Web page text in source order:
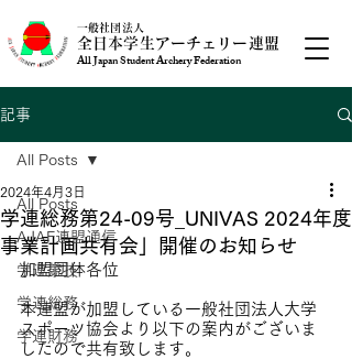
一般社団法人
全日本学生アーチェリー連盟
All Japan Student Archery Federation
記事
All Posts
AJAF連盟通信
学連競技
学連総務
学連財務
All Posts
学連総務第24-09号_UNIVAS 2024年度
事業計画共有会」開催のお知らせ
2024年4月3日
加盟団体各位
本連盟が加盟している一般社団法人大学
スポーツ協会より以下の案内がございま
したので共有致します。